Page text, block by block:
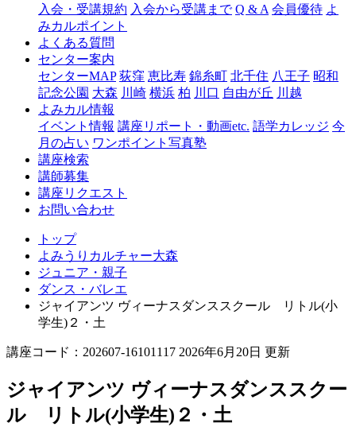
ャ
森
入会・受講規約 入会から受講まで Q & A 会員優待 よ
みカルポイント
よくある質問
センター案内
センターMAP 荻窪 恵比寿 錦糸町 北千住 八王子 昭和
記念公園 大森 川崎 横浜 柏 川口 自由が丘 川越
よみカル情報
イベント情報 講座リポート・動画etc. 語学カレッジ 今
月の占い ワンポイント写真塾
講座検索
講師募集
講座リクエスト
お問い合わせ
トップ
よみうりカルチャー大森
ジュニア・親子
ダンス・バレエ
ジャイアンツ ヴィーナスダンススクール リトル(小
学生)２・土
講座コード：202607-16101117 2026年6月20日 更新
ジャイアンツ ヴィーナスダンススクー
ル リトル(小学生)２・土